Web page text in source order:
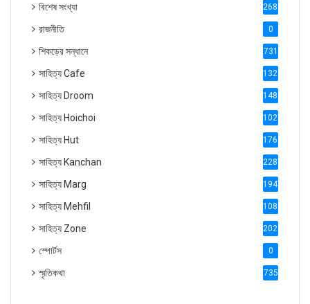
বিশেষ সংখ্যা 2686
রাজনীতি 0
শিকড়ের সন্ধানে 731
সাহিত্য Cafe 1321
সাহিত্য Droom 1488
সাহিত্য Hoichoi 1027
সাহিত্য Hut 1769
সাহিত্য Kanchan 2287
সাহিত্য Marg 1947
সাহিত্য Mehfil 1088
সাহিত্য Zone 2028
স্পোর্টস 0
স্মৃতিকথা 735